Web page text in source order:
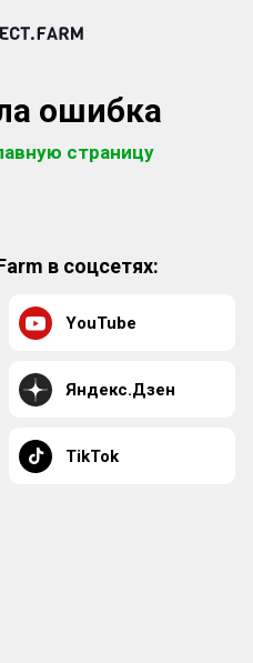
ошибка
страницу
в соцсетях:
YouTube
Яндекс.Дзен
TikTok